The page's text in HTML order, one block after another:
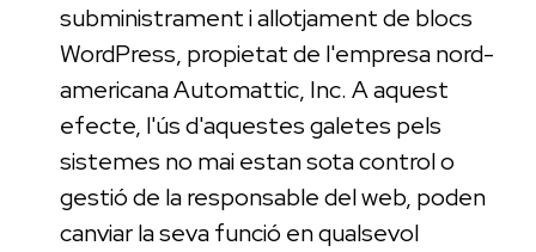
subministrament i allotjament de blocs
WordPress, propietat de l'empresa nord-
americana Automattic, Inc. A aquest
efecte, l'ús d'aquestes galetes pels
sistemes no mai estan sota control o
gestió de la responsable del web, poden
canviar la seva funció en qualsevol